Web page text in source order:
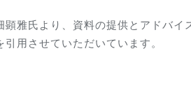
雅氏より、資料の提供とアドバイ
用させていただいています。